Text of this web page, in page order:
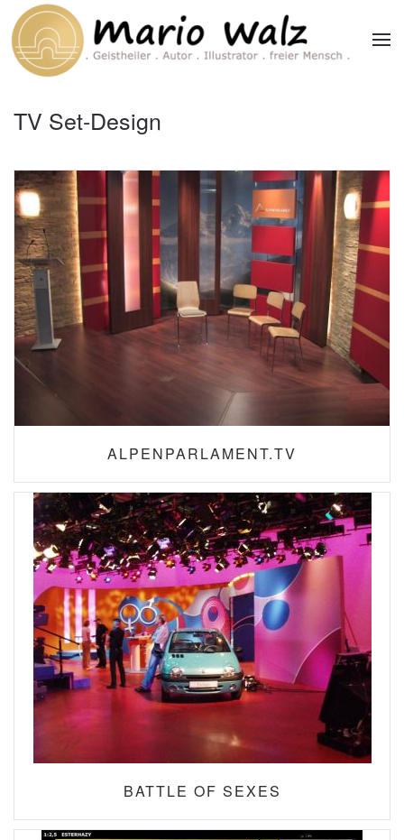
Zum Hauptinhalt springen
TV Set-Design
ALPENPARLAMENT.TV
BATTLE OF SEXES